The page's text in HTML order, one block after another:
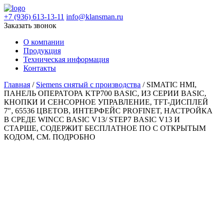
+7 (936) 613-13-11 info@klansman.ru
Заказать звонок
О компании
Продукция
Техническая информация
Контакты
Главная / Siemens снятый с производства / SIMATIC HMI,
ПАНЕЛЬ ОПЕРАТОРА KTP700 BASIC, ИЗ СЕРИИ BASIC,
КНОПКИ И СЕНСОРНОЕ УПРАВЛЕНИЕ, TFT-ДИСПЛЕЙ
7″, 65536 ЦВЕТОВ, ИНТЕРФЕЙС PROFINET, НАСТРОЙКА
В СРЕДЕ WINCC BASIC V13/ STEP7 BASIC V13 И
СТАРШЕ, СОДЕРЖИТ БЕСПЛАТНОЕ ПО С ОТКРЫТЫМ
КОДОМ, СМ. ПОДРОБНО